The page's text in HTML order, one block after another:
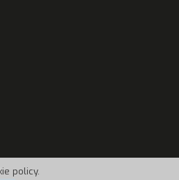
policy.